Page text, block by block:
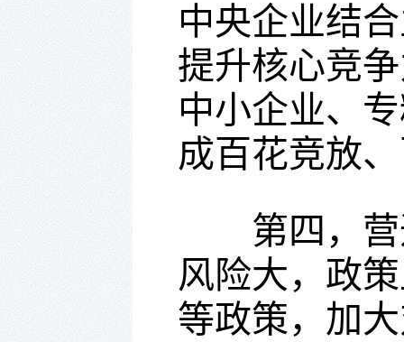
中央企业结
提升核心竞
中小企业、
成百花竞放
第四，营
风险大，政
等政策，加